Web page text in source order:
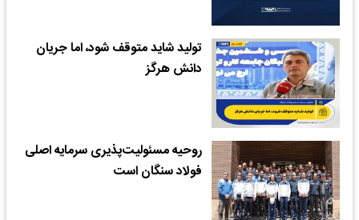
تولید شاید متوقف شود، اما جریان
دانش هرگز
روحیه مسئولیت‌پذیری سرمایه اصلی
فولاد سنگان است